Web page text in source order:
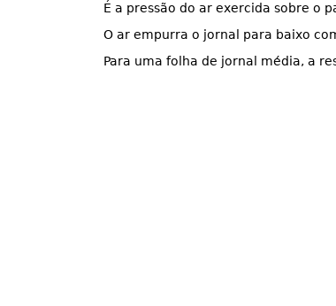
É a pressão do ar exercida sobre o
O ar empurra o jornal para baixo
Para uma folha de jornal média, a